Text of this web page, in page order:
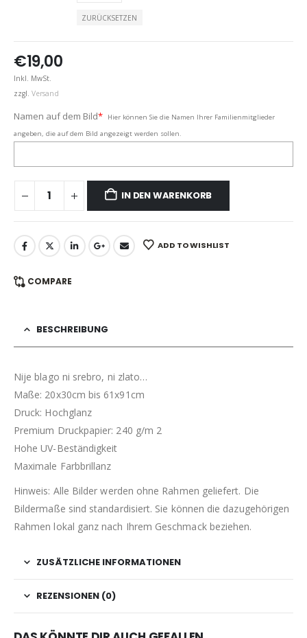
ZURÜCKSETZEN
€19,00
Inkl. MwSt.
zzgl. Versand
Namen auf dem Bild*
Hier können Sie die Namen Ihrer Familienmitglieder
angeben, die auf dem Bild angezeigt werden sollen.
IN DEN WARENKORB
ADD TO WISHLIST
COMPARE
BESCHREIBUNG
Nije blago ni srebro, ni zlato…
Maße: 20x30cm bis 61x91cm
Druck: Hochglanz
Premium Druckpapier: 240 g/m 2
Hohe UV-Beständigkeit
Maximale Farbbrillanz
Hinweis: Alle Bilder werden ohne Rahmen geliefert. Die
Bildermaße sind standardisiert. Sie können die dazugehörigen
Rahmen lokal ganz nach Ihrem Geschmack beziehen.
ZUSÄTZLICHE INFORMATIONEN
REZENSIONEN (0)